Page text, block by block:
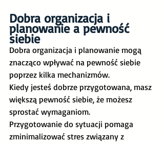
Dobra organizacja i
planowanie a pewność
siebie
Dobra organizacja i planowanie mogą
znacząco wpływać na pewność siebie
poprzez kilka mechanizmów.
Kiedy jesteś dobrze przygotowana, masz
większą pewność siebie, że możesz
sprostać wymaganiom.
Przygotowanie do sytuacji pomaga
zminimalizować stres związany z